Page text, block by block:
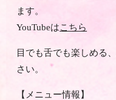
ます。
YouTubeはこちら
目でも舌でも楽しめる
さい。
【メニュー情報】